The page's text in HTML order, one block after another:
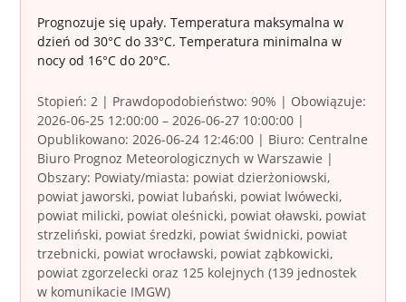
Prognozuje się upały. Temperatura maksymalna w
dzień od 30°C do 33°C. Temperatura minimalna w
nocy od 16°C do 20°C.
Stopień: 2 | Prawdopodobieństwo: 90% | Obowiązuje:
2026-06-25 12:00:00 – 2026-06-27 10:00:00 |
Opublikowano: 2026-06-24 12:46:00 | Biuro: Centralne
Biuro Prognoz Meteorologicznych w Warszawie |
Obszary: Powiaty/miasta: powiat dzierżoniowski,
powiat jaworski, powiat lubański, powiat lwówecki,
powiat milicki, powiat oleśnicki, powiat oławski, powiat
strzeliński, powiat średzki, powiat świdnicki, powiat
trzebnicki, powiat wrocławski, powiat ząbkowicki,
powiat zgorzelecki oraz 125 kolejnych (139 jednostek
w komunikacie IMGW)